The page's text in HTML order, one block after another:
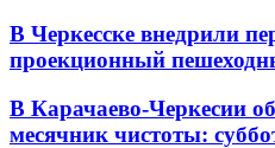
В Черкесске внедрили
проекционный
В Карачаево-Черкесии
месячник чистоты: